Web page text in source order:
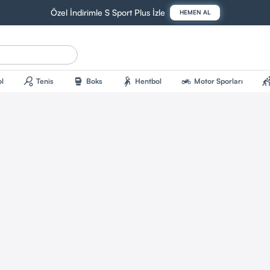
Özel İndirimle S Sport Plus İzle HEMEN AL
sports_tennis Tenis sports_mma Boks sports_handball Hentbol two_wheeler Motor Sporları